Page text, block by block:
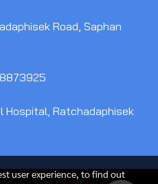
Road, Saphan
Hospital, Ratchadaphisek
user experience, to find out